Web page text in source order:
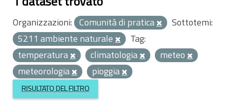
Organizzazioni: Comunità di pratica
Sottotemi:
5211 ambiente naturale
Tag:
temperatura
climatologia
meteo
meteorologia
pioggia
RISULTATO DEL FILTRO